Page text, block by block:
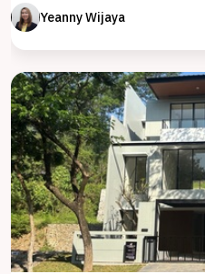
Yeanny Wijaya